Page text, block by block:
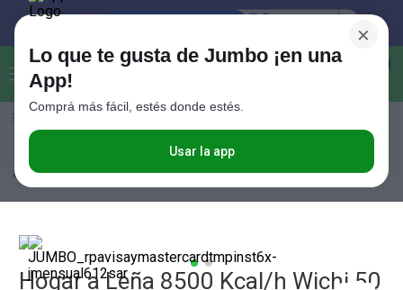
Buscar...
Seleccioná el método de entrega
×
Lo que te gusta de Jumbo ¡en una
App!
Comprá más fácil, estés donde estés.
Usar la app
Calefacción, Calefones y Termotanques
a Leña 8500 Kcal/h Wichi 50 Cobre Ñuke
Hogar a Leña 8500 Kcal/h Wichi 50
Términos más buscados
.
Valijas
Cerveza